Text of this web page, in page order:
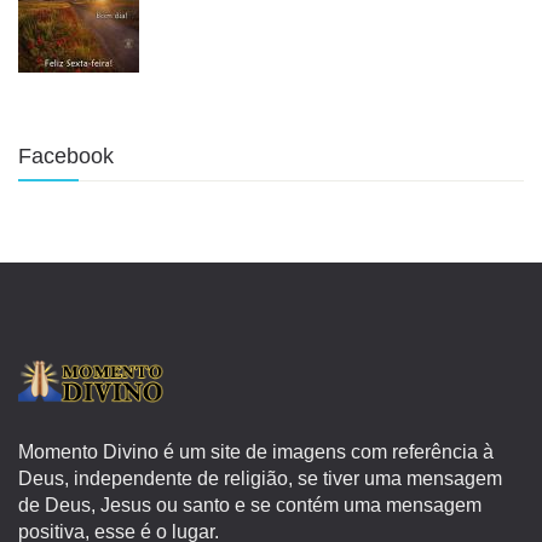
Facebook
Momento Divino é um site de imagens com referência à
Deus, independente de religião, se tiver uma mensagem
de Deus, Jesus ou santo e se contém uma mensagem
positiva, esse é o lugar.